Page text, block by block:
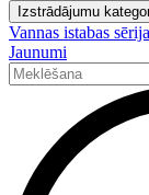
Izstrādājumu
Vannas istabas
Jaunumi